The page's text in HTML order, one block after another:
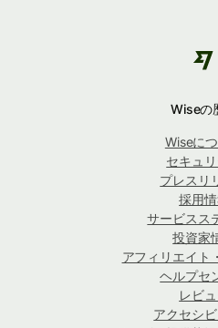
Wiseの
Wiseに
セキュ
プレスリ
採用
サービスス
投資家
アフィリエイト
ヘルプセ
レビ
アクセシ